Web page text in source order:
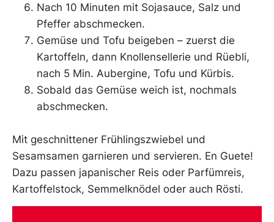
Nach 10 Minuten mit Sojasauce, Salz und
Pfeffer abschmecken.
Gemüse und Tofu beigeben – zuerst die
Kartoffeln, dann Knollensellerie und Rüebli,
nach 5 Min. Aubergine, Tofu und Kürbis.
Sobald das Gemüse weich ist, nochmals
abschmecken.
Mit geschnittener Frühlingszwiebel und
Sesamsamen garnieren und servieren. En Guete!
Dazu passen japanischer Reis oder Parfümreis,
Kartoffelstock, Semmelknödel oder auch Rösti.